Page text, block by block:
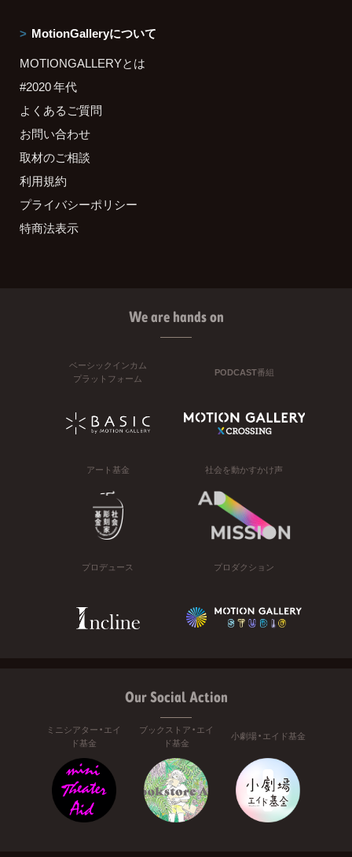
MotionGalleryについて
MOTIONGALLERYとは
#2020 年代
よくあるご質問
お問い合わせ
取材のご相談
利用規約
プライバシーポリシー
特商法表示
We are hands on
ベーシックインカム
プラットフォーム
PODCAST番組
アート基金 社会を動かすかけ声
プロデュース プロダクション
Our Social Action
ミニシアター・エイ
ド基金
ブックストア・エイ
ド基金
小劇場・エイド基金